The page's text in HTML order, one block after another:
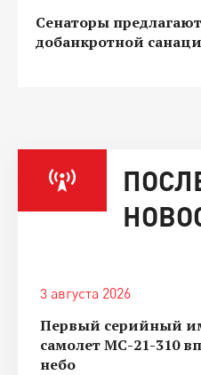
Сенаторы
добанкротной
3 августа 2026
Первый серийный
самолет МС-21-310
небо